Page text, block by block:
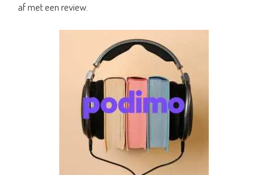
af met een review.